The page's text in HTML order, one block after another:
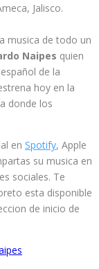
Jalisco.
musica de todo un
Naipes quien
de la
hoy en la
donde los
en Spotify, Apple
su musica en
sociales. Te
esta disponible
de inicio de